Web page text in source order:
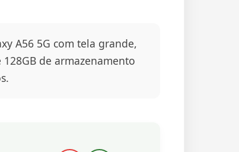
A56 5G com tela grande,
de armazenamento